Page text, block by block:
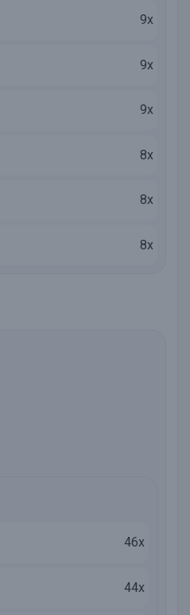
9x
9x
9x
8x
8x
8x
46x
44x